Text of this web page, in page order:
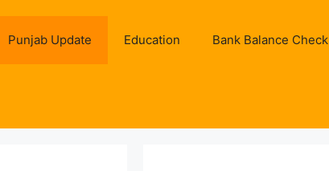
Punjab Update Education Bank Balance Check